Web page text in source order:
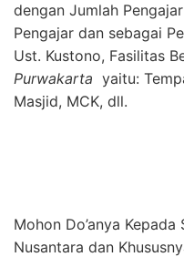
dengan Jumlah
Pengajar dan sebagai
Ust. Kustono, Fasilitas
Purwakarta yaitu:
Masjid, MCK, dll.
Mohon Do’anya Kepada
Nusantara dan